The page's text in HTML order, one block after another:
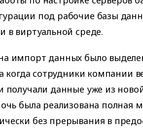
под рабочие базы
в виртуальной среде.
импорт данных было
когда сотрудники компании
получали данные уже из
была реализована полная
без прерывания в